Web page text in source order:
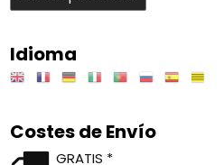
Idioma
Costes de Envío
GRATIS *